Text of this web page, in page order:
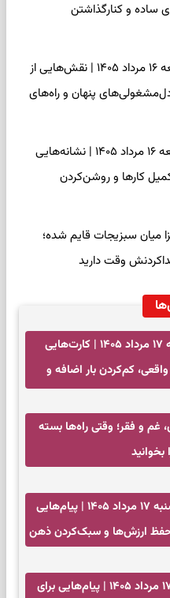
ساده و کنارگذاشتن
فال قهوه امروز جمعه ۱۶ مرداد ۱۴۰۵ | نقش‌هایی از
پنهان و راه‌های
فال شمع امروز جمعه ۱۶ مرداد ۱۴۰۵ | نشانه‌هایی
کارها و روشن‌کردن
میان سبزیجات قایم شده؛
فال تاروت امروز شنبه ۱۷ مرداد ۱۴۰۵ | کارت‌هایی
کم‌کردن بار اضافه و
غم و فقر؛ وقتی راه‌ها بسته
فال فرشتگان امروز شنبه ۱۷ مرداد ۱۴۰۵ | پیام‌هایی
حفظ ارزش‌ها و سبک‌کردن ذهن
فال انبیا امروز شنبه ۱۷ مرداد ۱۴۰۵ | پیام‌هایی برای